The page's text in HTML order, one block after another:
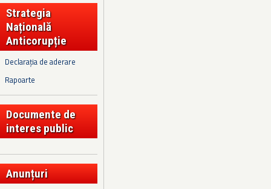
Strategia
Națională
Anticorupție
Declarația de aderare
Rapoarte
Documente de
interes public
Anunțuri